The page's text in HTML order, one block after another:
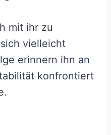
mit ihr zu
vielleicht
erinnern ihn an
konfrontiert